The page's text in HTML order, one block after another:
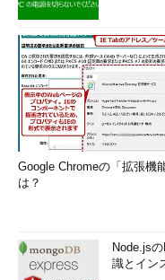
Google Chromeの「拡張機
は？
Node.js
識とイン